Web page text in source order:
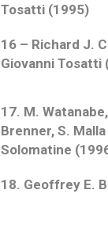
Tosatti (1995)
16 – Richard J.
Giovanni Tosatti
17. M. Watanabe,
Brenner, S. Malla
Solomatine
18. Geoffrey E.